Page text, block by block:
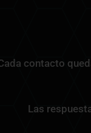
contacto
Las